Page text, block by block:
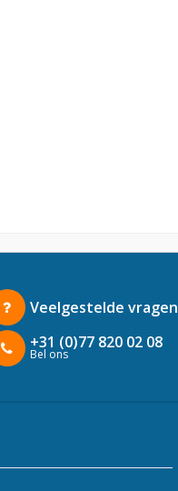
Veelgestelde vragen
+31 (0)77 820 02 08
Bel ons